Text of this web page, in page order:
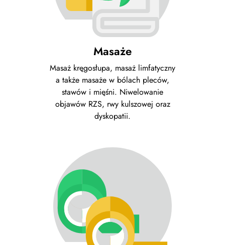
Masaże
Masaż kręgosłupa, masaż limfatyczny
a także masaże w bólach pleców,
stawów i mięśni. Niwelowanie
objawów RZS, rwy kulszowej oraz
dyskopatii.